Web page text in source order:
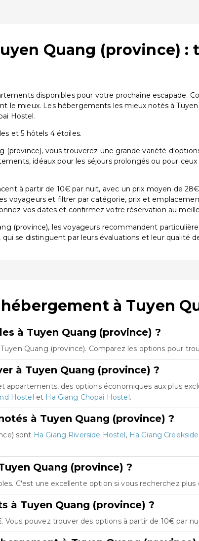
Quang (province)
disponibles pour votre prochaine escapade.
mieux. Les hébergements les mieux notés à
Hostel.
et 5 hôtels 4 étoiles.
(province), vous trouverez une grande variété
idéaux pour les séjours prolongés ou pour
à partir de 10€ par nuit, avec un prix moyen de
voyageurs et filtrer par catégorie, prix et
vos dates et confirmez votre réservation au
(province), les voyageurs recommandent
, qui se distinguent par leurs évaluations et leur qualité
à Tuyen
à Tuyen Quang (province) ?
Quang (province). Comparez les options pour
à Tuyen Quang (province) ?
appartements, des options économiques aux plus
Hostel et Ha Giang Chopai Hostel.
à Tuyen Quang (province) ?
sont Ha Giang Riverside Hostel, Ha Giang
Quang (province) ?
C'est une excellente option si vous recherchez
à Tuyen Quang (province) ?
pouvez trouver des options à partir de 10€ par